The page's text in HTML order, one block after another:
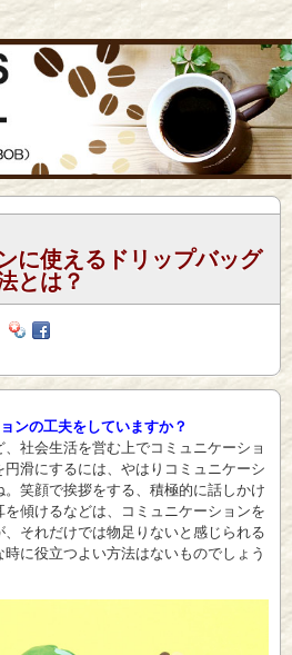
に使えるドリップバッグ
とは？
ンの工夫をしていますか？
社会生活を営む上でコミュニケーショ
滑にするには、やはりコミュニケーシ
。笑顔で挨拶をする、積極的に話しかけ
傾けるなどは、コミュニケーションを
それだけでは物足りないと感じられる
に役立つよい方法はないものでしょう